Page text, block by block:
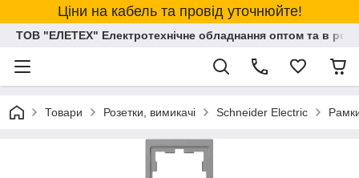
Ціни на кабель та провід уточнюйте!
ТОВ "ЕЛЕТЕХ" Електротехнічне обладнання оптом та в
Товари Розетки, вимикачі Schneider Electric